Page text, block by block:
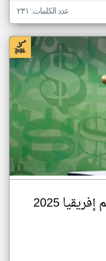
عدد الكلمات: ٢٣١
2025